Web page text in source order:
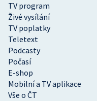
TV program
Živé vysílání
TV poplatky
Teletext
Podcasty
Počasí
E-shop
Mobilní a TV aplikace
Vše o ČT